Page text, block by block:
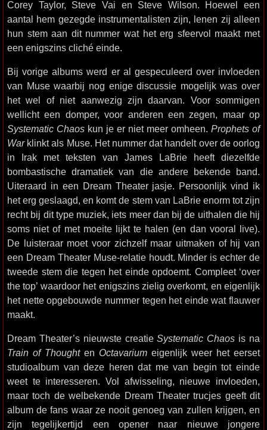
Corey Taylor, Steve Vai en Steve Wilson. Hoewel een
aantal hem gezegde instrumentalisten zijn, lenen zij alleen
hun stem aan dit nummer wat het erg sfeervol maakt met
een enigszins cliché einde.
Bij vorige albums werd er al gespeculeerd over invloeden
van Muse waarbij nog enige discussie mogelijk was over
het wel of niet aanwezig zijn daarvan. Voor sommigen
wellicht een domper, voor anderen een zegen, maar op
Systematic Chaos kun je er niet meer omheen. Prophets of
Warklinkt als Muse. Het nummer dat handelt over de oorlog
in Irak met teksten van James LaBrie heeft diezelfde
bombastische dramatiek van die andere bekende band.
Uiteraard in een Dream Theater jasje. Persoonlijk vind ik
het erg geslaagd, en komt de stem van LaBrie enorm tot zijn
recht bij dit type muziek, iets meer dan bij de uithalen die hij
soms niet of met moeite lijkt te halen (en dan vooral live).
De luisteraar moet voor zichzelf maar uitmaken of hij van
een Dream Theater Muse-relatie houdt. Minder is echter de
tweede stem die tegen het einde opdoemt. Compleet ‘over
the top’ waardoor het enigszins zielig overkomt, en eigenlijk
het nette opgebouwde nummer tegen het einde wat flauwer
maakt.
Dream Theater’s nieuwste creatieSystematic Chaos is na
Train of Thoughten Octavarium eigenlijk weer het eerset
studioalbum van deze heren dat me van begin tot einde
weet te interesseren. Vol afwisseling, nieuwe invloeden,
maar toch de welbekende Dream Theater trucjes geeft dit
album de fans waar ze nooit genoeg van zullen krijgen, en
zijn tegelijkertijd een opener naar nieuwe jongere